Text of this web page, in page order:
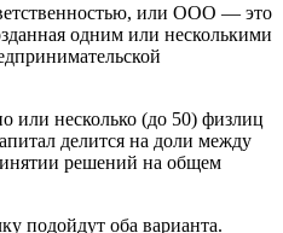
или ООО — это
одним или несколькими
или несколько (до 50) физлиц
делится на доли между
решений на общем
подойдут оба варианта.